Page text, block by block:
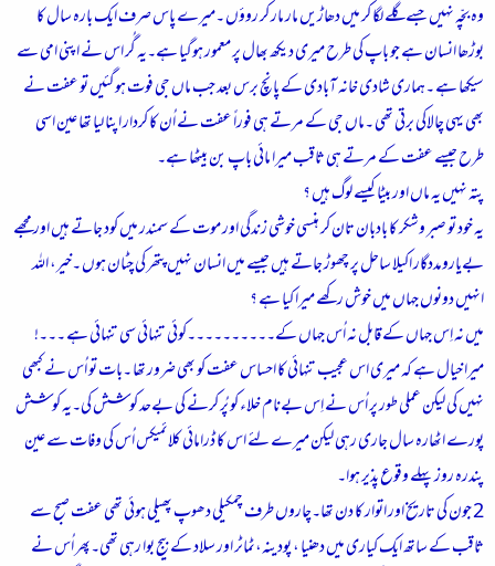
وہ بچّہ نہیں جسے گلے لگا کر میں دھاڑیں مار مار کر روؤں ۔میرے پاس صرف ایک بارہ سال کا
بوڑھا انسان ہے جو باپ کی طرح میری دیکھ بھال پر معمور ہوگیا ہے۔یہ گُر اس نے اپنی امی سے
سیکھا ہے ۔ہماری شادی خانہ آبادی کے پانچ برس بعد جب ماں جی فوت ہوگئیں تو عفت نے
بھی یہی چالاکی برتی تھی ۔ماں جی کے مرتے ہی فوراً عفت نے اُن کا کردار اپنا لیا تھا عین اسی
طرح جیسے عفت کے مرتے ہی ثاقب میرا مائی باپ بن بیٹھا ہے۔
پتہ نہیں یہ ماں اور بیٹا کیسے لوگ ہیں ؟
یہ خود تو صبر وشکر کا بادبان تان کر ہنسی خوشی زندگی اور موت کے سمندر میں کود جاتے ہیں اور مجھے
بےیارومددگار اکیلا ساحل پر چھوڑ جاتے ہیں جیسے میں انسان نہیں پتھر کی چٹان ہوں ۔خیر، اللہ
انہیں دونوں جہاں میں خوش رکھے میرا کیا ہے ؟
میں نہ اِس جہاں کے قابل نہ اُس جہاں کے۔۔۔۔۔۔۔۔۔۔کوئی تنہائی سی تنہائی ہے ۔۔۔!
میرا خیال ہے کہ میری اس عجیب تنہائی کا احساس عفت کو بھی ضرور تھا ۔بات تو اُس نے کبھی
نہیں کی لیکن عملی طور پر اُس نے اِس بےنام خلاء کو پُر کرنے کی بےحد کوشش کی۔یہ کوشش
پورے اٹھارہ سال جاری رہی لیکن میرے لئے اس کا ڈرامائی کلائمیکس اُس کی وفات سے عین
پندرہ روز پہلے وقوع پذیر ہوا۔
2 جون کی تاریخ اور اتوار کا دن تھا۔چاروں طرف چمکیلی دھوپ پھیلی ہوئی تھی عفت صبح سے
ثاقب کے ساتھ ایک کیاری میں دھنیا ، پودینہ،ٹماٹر اور سلاد کے بیج بوا رہی تھی۔پھر اُس نے